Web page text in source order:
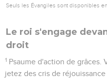
Seuls les Évangiles sont disponibles
Le roi s'engage
droit
1 Psaume d'action de grâces.
jetez des cris de réjouissance